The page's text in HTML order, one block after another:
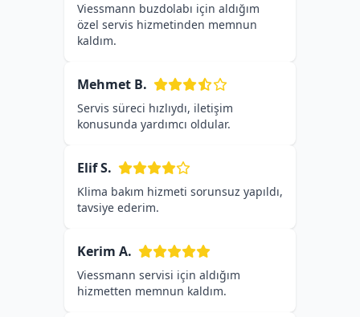
Viessmann buzdolabı için aldığım
özel servis hizmetinden memnun
kaldım.
Mehmet B.
Servis süreci hızlıydı, iletişim
konusunda yardımcı oldular.
Elif S.
Klima bakım hizmeti sorunsuz yapıldı,
tavsiye ederim.
Kerim A.
Viessmann servisi için aldığım
hizmetten memnun kaldım.